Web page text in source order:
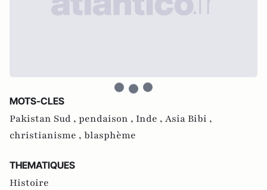
MOTS-CLES
Pakistan Sud , pendaison , Inde , Asia Bibi ,
christianisme , blasphème
THEMATIQUES
Histoire